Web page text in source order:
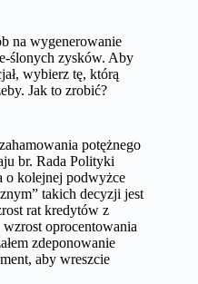
na wygenerowanie
ślonych zysków. Aby
wybierz tę, którą
Jak to zrobić?
potężnego
br. Rada Polityki
o kolejnej podwyżce
takich decyzji jest
rat kredytów z
oprocentowania
zdeponowanie
aby wreszcie